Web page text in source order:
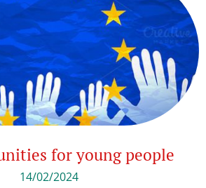
for young people
14/02/2024